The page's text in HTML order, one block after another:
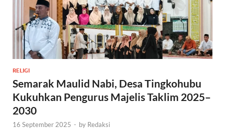
RELIGI
Semarak Maulid Nabi, Desa Tingkohubu
Kukuhkan Pengurus Majelis Taklim 2025–
2030
16 September 2025 - by Redaksi